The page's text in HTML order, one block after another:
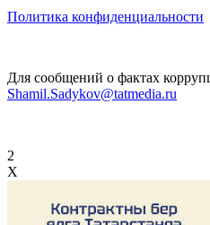
Политика конфиденциальности
Для сообщений о фактах
Shamil.Sadykov@tatmedia.ru
2
X